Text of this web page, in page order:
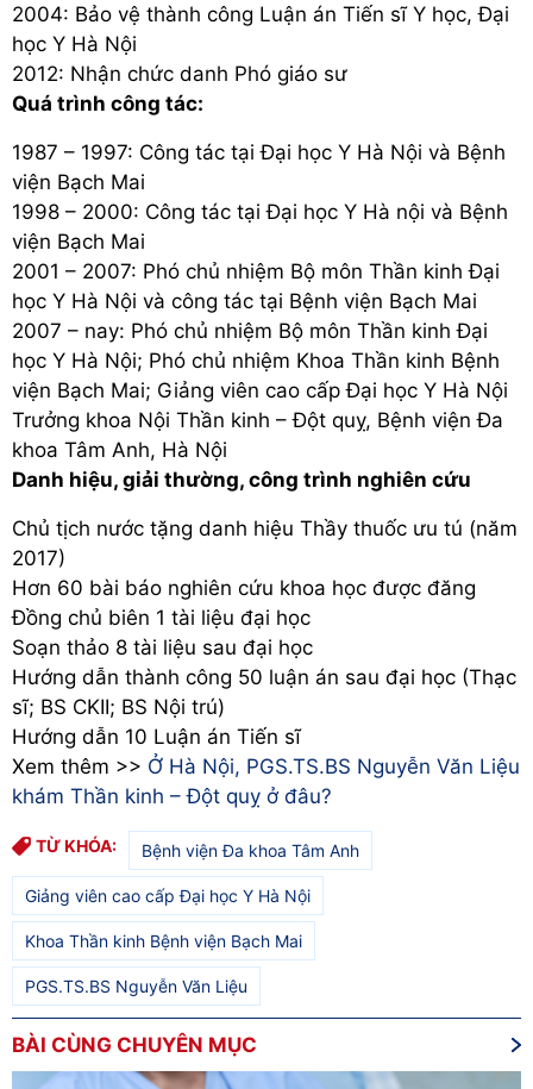
2004: Bảo vệ thành công Luận án Tiến sĩ Y học, Đại
học Y Hà Nội
2012: Nhận chức danh Phó giáo sư
Quá trình công tác:
1987 – 1997: Công tác tại Đại học Y Hà Nội và Bệnh
viện Bạch Mai
1998 – 2000: Công tác tại Đại học Y Hà nội và Bệnh
viện Bạch Mai
2001 – 2007: Phó chủ nhiệm Bộ môn Thần kinh Đại
học Y Hà Nội và công tác tại Bệnh viện Bạch Mai
2007 – nay: Phó chủ nhiệm Bộ môn Thần kinh Đại
học Y Hà Nội; Phó chủ nhiệm Khoa Thần kinh Bệnh
viện Bạch Mai; Giảng viên cao cấp Đại học Y Hà Nội
Trưởng khoa Nội Thần kinh – Đột quỵ, Bệnh viện Đa
khoa Tâm Anh, Hà Nội
Danh hiệu, giải thường, công trình nghiên cứu
Chủ tịch nước tặng danh hiệu Thầy thuốc ưu tú (năm
2017)
Hơn 60 bài báo nghiên cứu khoa học được đăng
Đồng chủ biên 1 tài liệu đại học
Soạn thảo 8 tài liệu sau đại học
Hướng dẫn thành công 50 luận án sau đại học (Thạc
sĩ; BS CKII; BS Nội trú)
Hướng dẫn 10 Luận án Tiến sĩ
Xem thêm >> Ở Hà Nội, PGS.TS.BS Nguyễn Văn Liệu
khám Thần kinh – Đột quỵ ở đâu?
TỪ KHÓA: Bệnh viện Đa khoa Tâm Anh
Giảng viên cao cấp Đại học Y Hà Nội
Khoa Thần kinh Bệnh viện Bạch Mai
PGS.TS.BS Nguyễn Văn Liệu
BÀI CÙNG CHUYÊN MỤC